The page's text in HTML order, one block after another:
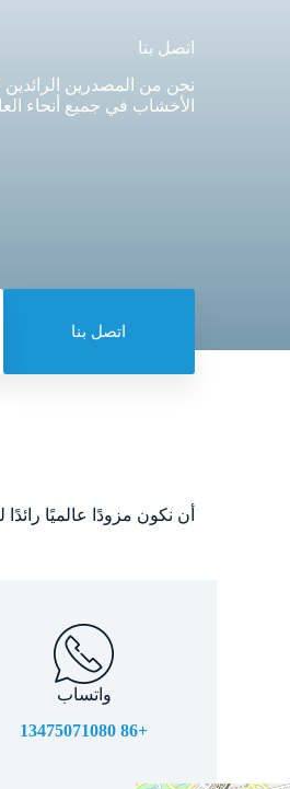
اتصل بنا
نحن من المصدرين
الأخشاب في جميع أنحاء
اتصل بنا
أن نكون مزودًا عالميًا
واتساب
+86 13475071080